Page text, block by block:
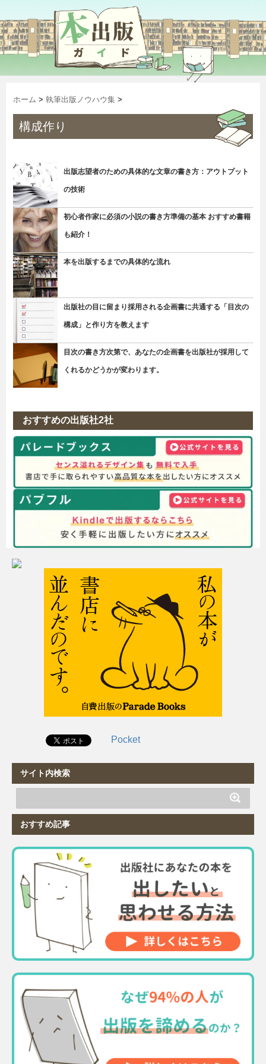
ホーム > 執筆出版ノウハウ集 >
構成作り
出版志望者のための具体的な文章の書き方：アウトプット
の技術
初心者作家に必須の小説の書き方準備の基本 おすすめ書籍
も紹介！
本を出版するまでの具体的な流れ
出版社の目に留まり採用される企画書に共通する「目次の
構成」と作り方を教えます
目次の書き方次第で、あなたの企画書を出版社が採用して
くれるかどうかが変わります。
おすすめの出版社2社
Pocket
サイト内検索
おすすめ記事